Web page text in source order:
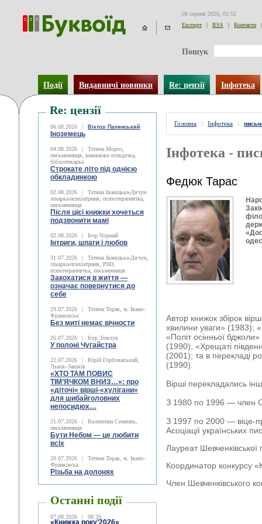
08 серпня 2026, 01:52
Експорт
| RSS | Контакти |
Пошук
Події Видавничі новинки Re: цензії Інфотека
Re: цензії
06.08.2026 | Віктор Палинський
Іноземець
04.08.2026 |
Тетяна Мороз,
письменниця, книжкова оглядачка,
бібліотекарка
Строкате літо під однією
обкладинкою
02.08.2026 |
Тетяна Іваніцька-Дячун
лікарка-психіатриня, психотерапевтка,
письменниця
Після цієї книжки хочеться
подзвонити мамі
02.08.2026 | Ігор Чорний
Інтриги, шпаги і любов
31.07.2026 |
Тетяна Іваніцька-Дячун,
лікарка-психіатриня, PhD,
психотерапевтка, письменниця
Закохатися в життя —
означає повернутися до
себе
29.07.2026 |
Тетяна Торак, м. Івано-
Франківськ
Без миті немає вічности
26.07.2026 | Ігор Зіньчук
У полоні Чугайстра
22.07.2026 |
Юрій Горблянський,
Львів–Зашків
«ХТО ТАМ ПОВИС
ТІМ’ЯЧКОМ ВНИЗ…»: про
«діточі» вірші-«хулігани»
для шибайголовних
непосидюх…
21.07.2026 |
Валентина Семеняк,
письменниця
Бути Небом ― це любити
всіх
20.07.2026 |
Тетяна Торак, м. Івано-
Франківськ
Різьба на долонях
Останні події
07.08.2026 | 08:20
«Книжка року’2026»
Головна \ Інфотека \
Інфотека -
Федюк Тарас
Автор книжок збірок
хвилини уваги» (1983);
«Політ осінньої
(1990); «Хрещаті
(2001); та в перекладі
(1990).
Вірші перекладались
З 1980 по 1996 — член
З 1997 по 2000 — віце-
Асоціації українських
Лауреат Шевченківської
Координатор конкурсу
Член Шевченківського